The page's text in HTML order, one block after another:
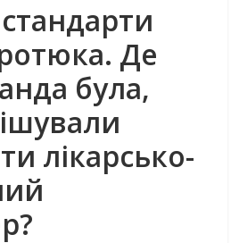
Де
була,
лікарсько-